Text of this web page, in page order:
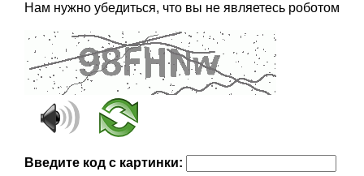
Нам нужно убедиться, что вы не являетесь роботом
Введите код с картинки: